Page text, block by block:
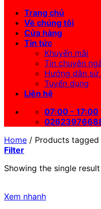
Trang chủ
Về chúng tôi
Cửa hàng
Tin tức
Khuyến mãi
Tin chuyên
Hướng dẫn sử
Tuyển dụng
Liên hệ
07:00 - 17:00
Home / Products tagged
Filter
Showing the single result
Xem nhanh